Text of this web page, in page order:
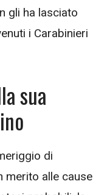
gli ha lasciato
i Carabinieri
sua
di
merito alle cause